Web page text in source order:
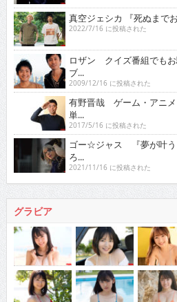
真空ジェシカ 『死ぬまで
2022/7/16 に投稿された
ロザン クイズ番組でも
ブ...
2009/12/16 に投稿された
有野晋哉 ゲーム・アニメ
単...
2017/5/16 に投稿された
ゴー☆ジャス 『夢が叶う
ろ...
2021/11/16 に投稿された
グラビア